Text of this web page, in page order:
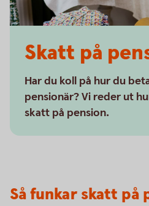
Skatt på
Har du koll på hur du
pensionär? Vi reder ut
skatt på pension.
Så funkar skatt på